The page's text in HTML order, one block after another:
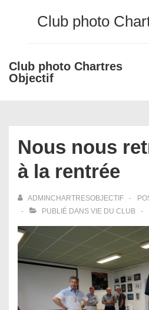
principal
Club photo
Club photo Chartres
Objectif
Nous nous
à la rentrée
ADMINCHARTRESOBJECTIF
PUBLIÉ DANS VIE DU CLUB